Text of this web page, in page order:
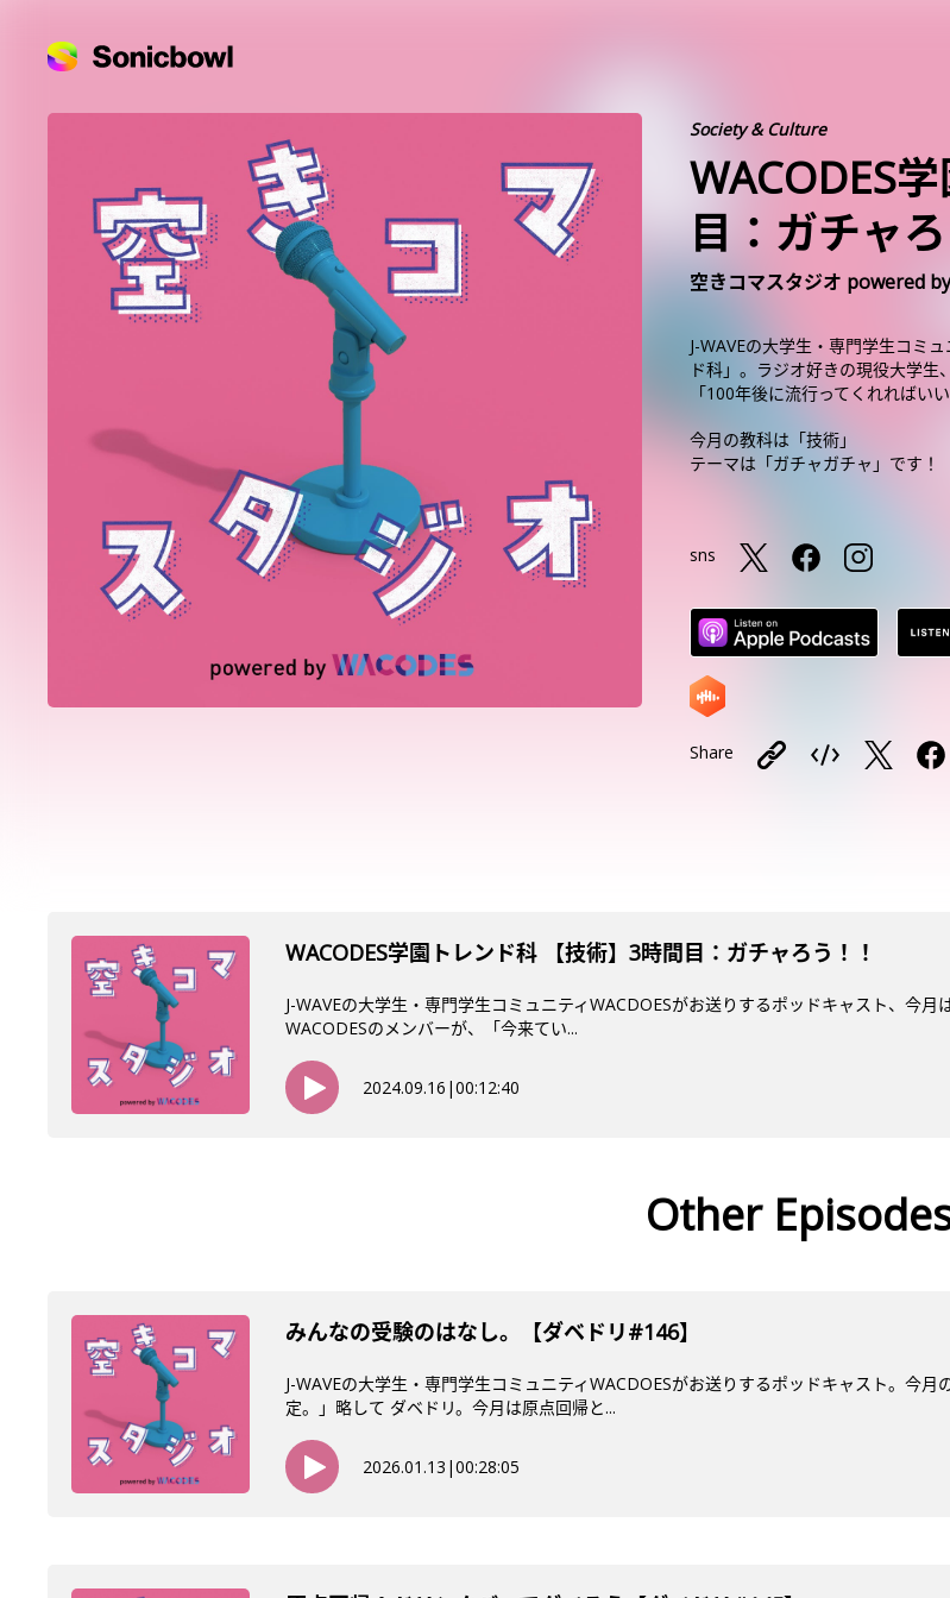
Society & Culture
WACODES
目：ガチャ
空きコマスタジオ powered
J-WAVEの大学生・専門学生コミ
ド科」。ラジオ好きの現役大学生
「100年後に流行ってくれればい
今月の教科は「技術」
テーマは「ガチャガチャ」です！
sns
Share
WACODES学園トレンド科 【技術】3時間目：ガチャろう！！
J-WAVEの大学生・専門学生コミュニティWACDOESがお送りするポッドキャスト、今
WACODESのメンバーが、「今来てい...
2024.09.16 |00:12:40
Other
みんなの受験のはなし。【ダベドリ#146】
J-WAVEの大学生・専門学生コミュニティWACDOESがお送りするポッドキャスト。今
定。」略して ダベドリ。今月は原点回帰と...
2026.01.13 |00:28:05